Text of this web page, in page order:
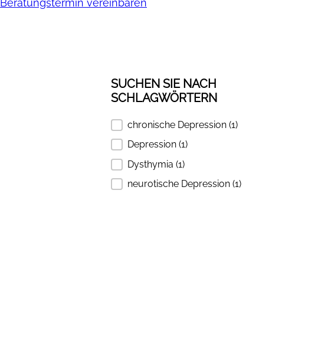
Beratungstermin vereinbaren
SUCHEN SIE NACH
SCHLAGWÖRTERN
chronische Depression (1)
Depression (1)
Dysthymia (1)
neurotische Depression (1)